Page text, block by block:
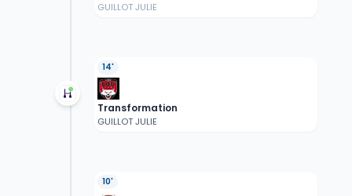
GUILLOT JULIE
14'
Transformation
GUILLOT JULIE
10'